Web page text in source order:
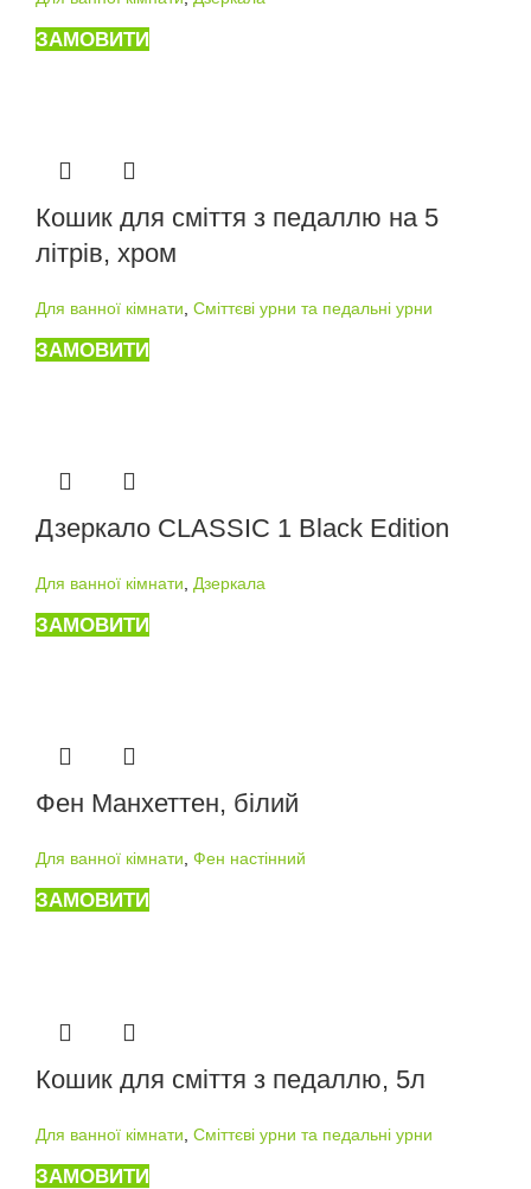
ЗАМОВИТИ
Кошик для сміття з педаллю на 5
літрів, хром
Для ванної кімнати Сміттєві урни та педальні урни
ЗАМОВИТИ
Дзеркало CLASSIC 1 Black Edition
Для ванної кімнати Дзеркала
ЗАМОВИТИ
Фен Манхеттен, білий
Для ванної кімнати, Фен настінний
ЗАМОВИТИ
Кошик для сміття з педаллю, 5л
Для ванної кімнати Сміттєві урни та педальні урни
ЗАМОВИТИ